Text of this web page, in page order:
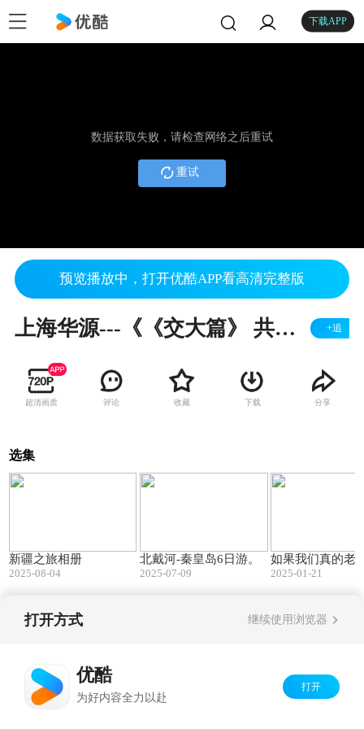
下载APP
数据获取失败，请检查网络之后重试
重试
预览播放中，打开优酷APP看高清完整版
上海华源---《《交大篇》 共圆中国梦 +追
超清画质 评论 收藏 下载 分享
选集
新疆之旅相册
2025-08-04
北戴河-秦皇岛6日游。
2025-07-09
如果我们真的老
2025-01-21
打开方式 继续使用浏览器
优酷
为好内容全力以赴
打开